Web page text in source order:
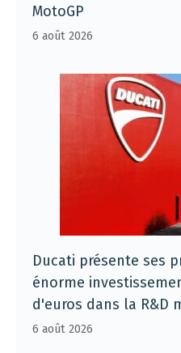
MotoGP
6 août 2026
Ducati présente ses
énorme
d'euros dans la R&D
6 août 2026